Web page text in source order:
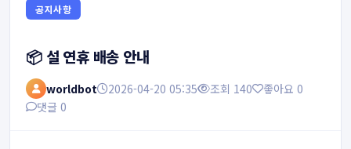
공지사항
📦 설 연휴 배송 안내
worldbot 2026-04-20 05:35 조회 140
좋아요 0
댓글 0